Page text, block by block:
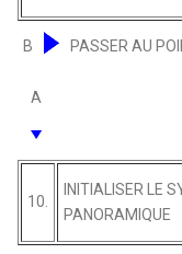
B PASSER AU
A
10.
INITIALISER LE
PANORAMIQUE